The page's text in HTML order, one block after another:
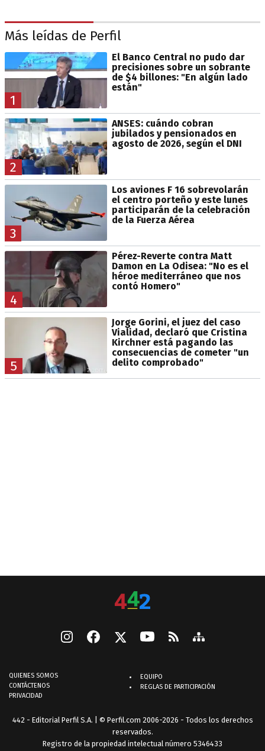
Más leídas de Perfil
1
El Banco Central no pudo dar
precisiones sobre un sobrante
de $4 billones: "En algún lado
están"
2
ANSES: cuándo cobran
jubilados y pensionados en
agosto de 2026, según el DNI
3
Los aviones F 16 sobrevolarán
el centro porteño y este lunes
participarán de la celebración
de la Fuerza Aérea
4
Pérez-Reverte contra Matt
Damon en La Odisea: "No es el
héroe mediterráneo que nos
contó Homero"
5
Jorge Gorini, el juez del caso
Vialidad, declaró que Cristina
Kirchner está pagando las
consecuencias de cometer "un
delito comprobado"
QUIENES SOMOS
CONTÁCTENOS
PRIVACIDAD
EQUIPO
REGLAS DE PARTICIPACIÓN
442 - Editorial Perfil S.A. | © Perfil.com 2006-2026 - Todos los derechos
reservados.
Registro de la propiedad intelectual número 5346433